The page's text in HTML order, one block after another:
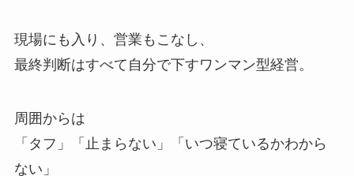
現場にも入り、営業もこなし、
最終判断はすべて自分で下すワンマン型経営。
周囲からは
「タフ」「止まらない」「いつ寝ているかわから
ない」